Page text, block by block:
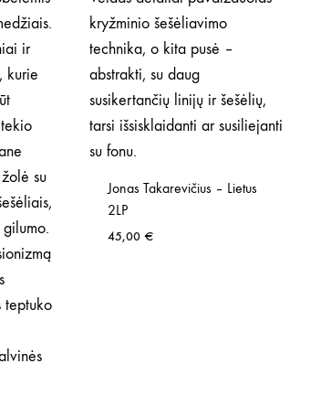
Jonas Takarevičius – Lietus
2LP
45,00 €